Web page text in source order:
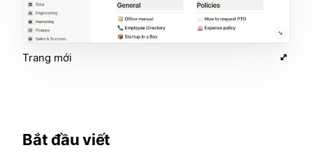
Trang mới
Bắt đầu viết